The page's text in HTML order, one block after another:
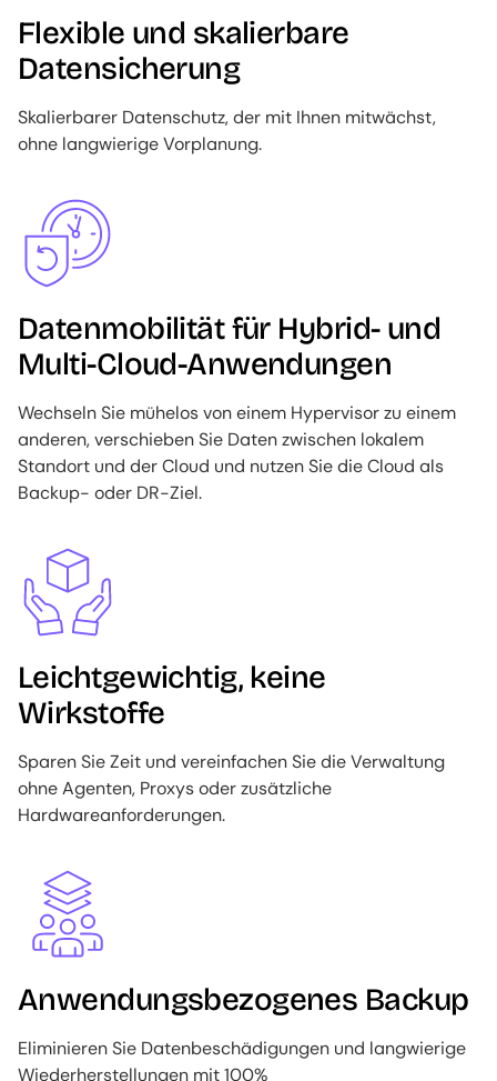
Flexible und skalierbare
Datensicherung
Skalierbarer Datenschutz, der mit Ihnen mitwächst,
ohne langwierige Vorplanung.
Image
Datenmobilität für Hybrid- und
Multi-Cloud-Anwendungen
Wechseln Sie mühelos von einem Hypervisor zu einem
anderen, verschieben Sie Daten zwischen lokalem
Standort und der Cloud und nutzen Sie die Cloud als
Backup- oder DR-Ziel.
Image
Leichtgewichtig, keine
Wirkstoffe
Sparen Sie Zeit und vereinfachen Sie die Verwaltung
ohne Agenten, Proxys oder zusätzliche
Hardwareanforderungen.
Image
Anwendungsbezogenes Backup
Eliminieren Sie Datenbeschädigungen und langwierige
Wiederherstellungen mit 100%